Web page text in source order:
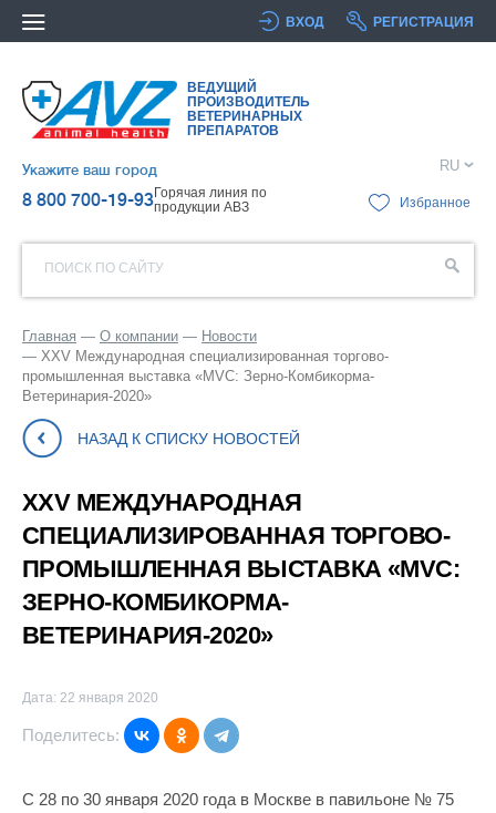
ВХОД РЕГИСТРАЦИЯ
ВЕДУЩИЙ
ПРОИЗВОДИТЕЛЬ
ВЕТЕРИНАРНЫХ
ПРЕПАРАТОВ
Укажите ваш город
8 800 700-19-93Горячая линия по
продукции АВЗ
RU
Избранное
ПОИСК ПО САЙТУ
Главная О компании
Новости
XXV Международная специализированная торгово-
промышленная выставка «MVC: Зерно-Комбикорма-
Ветеринария-2020»
НАЗАД К СПИСКУ НОВОСТЕЙ
XXV МЕЖДУНАРОДНАЯ
СПЕЦИАЛИЗИРОВАННАЯ ТОРГОВО-
ПРОМЫШЛЕННАЯ ВЫСТАВКА «MVC:
ЗЕРНО-КОМБИКОРМА-
ВЕТЕРИНАРИЯ-2020»
Дата: 22 января 2020
Поделитесь:
С 28 по 30 января 2020 года в Москве в павильоне № 75